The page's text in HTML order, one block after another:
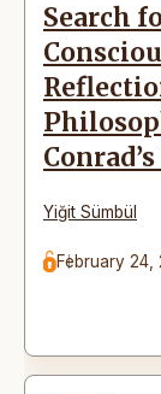
Search
Yiğit Sümbül
February 24,